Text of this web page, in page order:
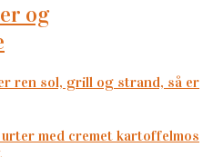
og
ren sol, grill og strand, så er